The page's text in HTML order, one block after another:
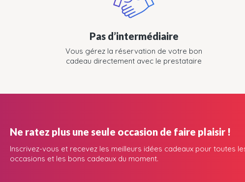
Pas d’intermédiaire
Vous gérez la réservation de votre bon
cadeau directement avec le prestataire
Ne ratez plus une seule occasion de faire plaisir !
Inscrivez-vous et recevez les meilleurs idées cadeaux pour toutes
occasions et les bons cadeaux du moment.